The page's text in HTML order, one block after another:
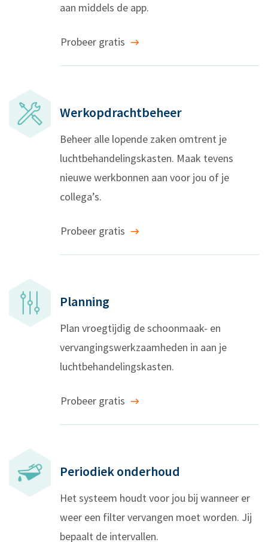
aan middels de app.
Probeer gratis
Werkopdrachtbeheer
Beheer alle lopende zaken omtrent je
luchtbehandelingskasten. Maak tevens
nieuwe werkbonnen aan voor jou of je
collega’s.
Probeer gratis
Planning
Plan vroegtijdig de schoonmaak- en
vervangingswerkzaamheden in aan je
luchtbehandelingskasten.
Probeer gratis
Periodiek onderhoud
Het systeem houdt voor jou bij wanneer er
weer een filter vervangen moet worden. Jij
bepaalt de intervallen.